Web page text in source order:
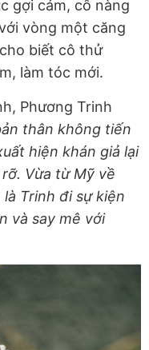
gợi cảm, cô nàng
vòng một căng
biết cô thử
làm tóc mới.
Phương Trinh
thân không tiến
hiện khán giả lại
Vừa từ Mỹ về
Trinh đi sự kiện
và say mê với